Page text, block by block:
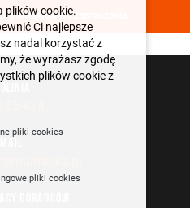
produktów do zaznaczenia.
DORADCÓW
plików cookie.
Ci najlepsze
nadal korzystać z
że wyrażasz zgodę
plików cookie z
pliki cookies
pliki cookies